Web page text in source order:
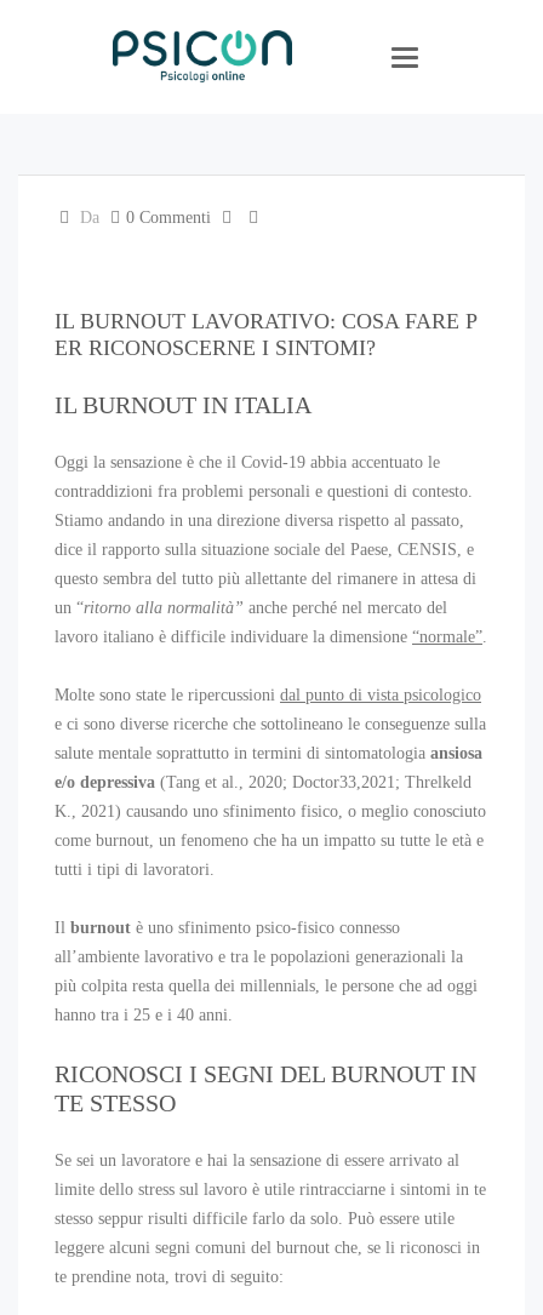
Navigazione a
Da 0 Commenti
IL BURNOUT LAVORATIVO: COSA FARE P
ER RICONOSCERNE I SINTOMI?
IL BURNOUT IN ITALIA
Oggi la sensazione è che il Covid-19 abbia accentuato le
contraddizioni fra problemi personali e questioni di contesto.
Stiamo andando in una direzione diversa rispetto al passato,
dice il rapporto sulla situazione sociale del Paese, CENSIS, e
questo sembra del tutto più allettante del rimanere in attesa di
un “ritorno alla normalità” anche perché nel mercato del
lavoro italiano è difficile individuare la dimensione “normale”.
Molte sono state le ripercussioni dal punto di vista psicologico
e ci sono diverse ricerche che sottolineano le conseguenze sulla
salute mentale soprattutto in termini di sintomatologia ansiosa
e/o depressiva (Tang et al., 2020; Doctor33,2021; Threlkeld
K., 2021) causando uno sfinimento fisico, o meglio conosciuto
come burnout, un fenomeno che ha un impatto su tutte le età e
tutti i tipi di lavoratori.
Il burnout è uno sfinimento psico-fisico connesso
all’ambiente lavorativo e tra le popolazioni generazionali la
più colpita resta quella dei millennials, le persone che ad oggi
hanno tra i 25 e i 40 anni.
RICONOSCI I SEGNI DEL BURNOUT IN
TE STESSO
Se sei un lavoratore e hai la sensazione di essere arrivato al
limite dello stress sul lavoro è utile rintracciarne i sintomi in te
stesso seppur risulti difficile farlo da solo. Può essere utile
leggere alcuni segni comuni del burnout che, se li riconosci in
te prendine nota, trovi di seguito: